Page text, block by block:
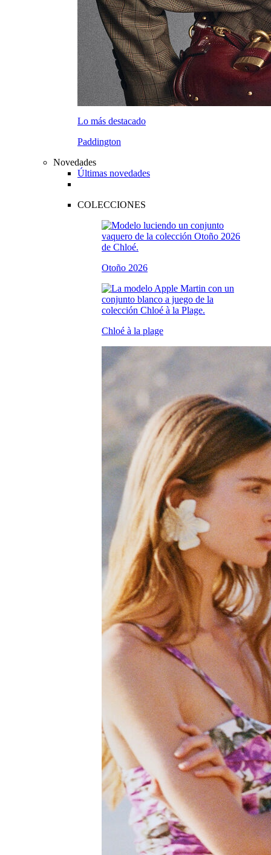
Lo más destacado
Paddington
Novedades
Últimas novedades
COLECCIONES
Otoño 2026
Chloé à la plage